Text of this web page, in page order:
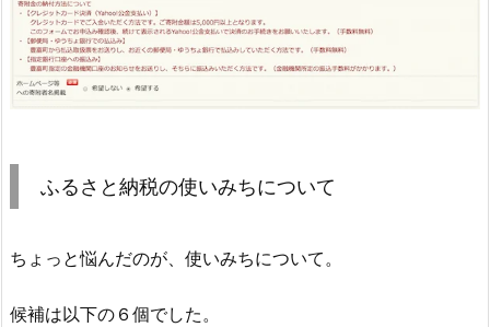
ふるさと納税の使いみちについて
ちょっと悩んだのが、使いみちについて。
候補は以下の６個でした。